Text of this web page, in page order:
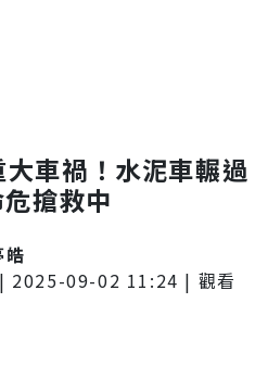
車禍！水泥車輾過
搶救中
皓
| 2025-09-02 11:24 | 觀看